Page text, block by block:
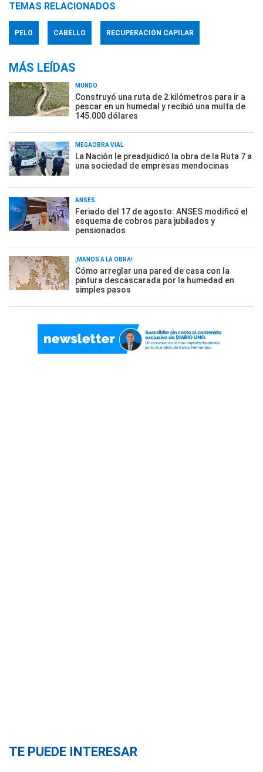
TEMAS RELACIONADOS
PELO CABELLO RECUPERACIÓN CAPILAR
MÁS LEÍDAS
MUNDO
Construyó una ruta de 2 kilómetros para ir a
pescar en un humedal y recibió una multa de
145.000 dólares
MEGAOBRA VIAL
La Nación le preadjudicó la obra de la Ruta 7 a
una sociedad de empresas mendocinas
ANSES
Feriado del 17 de agosto: ANSES modificó el
esquema de cobros para jubilados y
pensionados
¡MANOS A LA OBRA!
Cómo arreglar una pared de casa con la
pintura descascarada por la humedad en
simples pasos
TE PUEDE INTERESAR